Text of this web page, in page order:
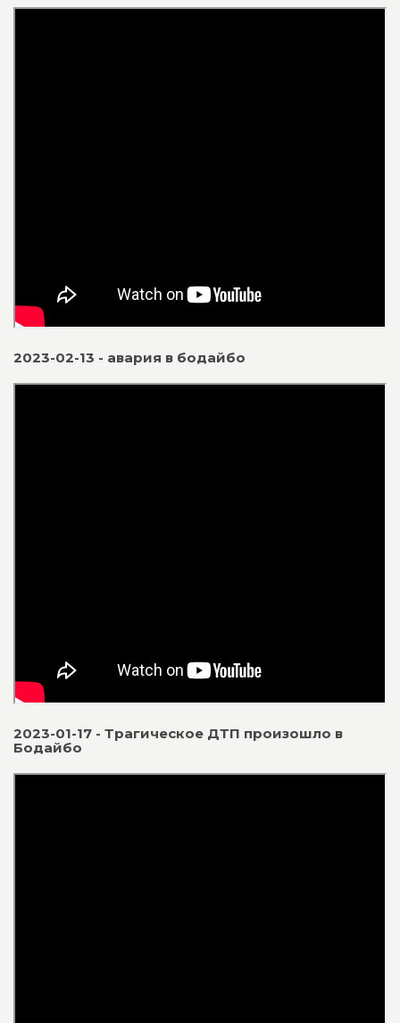
2023-02-13 - авария в бодайбо
2023-01-17 - Трагическое ДТП произошло в
Бодайбо